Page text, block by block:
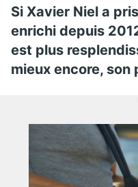
Si Xavier Niel a
enrichi depuis
est plus
mieux encore, son